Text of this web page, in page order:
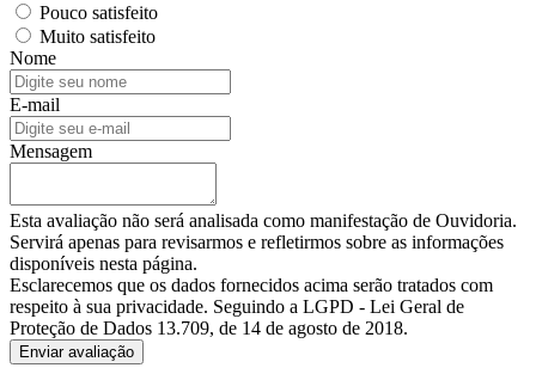
Pouco satisfeito
Muito satisfeito
Nome
E-mail
Mensagem
Esta avaliação não será analisada como manifestação de Ouvidoria.
Servirá apenas para revisarmos e refletirmos sobre as informações
disponíveis nesta página.
Esclarecemos que os dados fornecidos acima serão tratados com
respeito à sua privacidade. Seguindo a LGPD - Lei Geral de
Proteção de Dados 13.709, de 14 de agosto de 2018.
Enviar avaliação